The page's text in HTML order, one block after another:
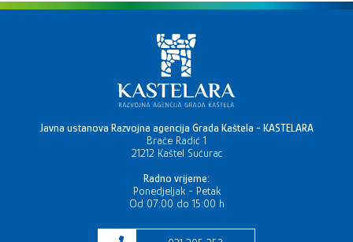
Javna ustanova Razvojna agencija Grada Kaštela - KASTELARA
Braće Radić 1
21212 Kaštel Sućurac
Radno vrijeme:
Ponedjeljak - Petak
Od 07:00 do 15:00 h